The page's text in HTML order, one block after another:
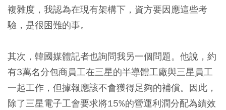
複雜度，我認為在現有架構下，資方要因應這些考
驗，是很困難的事。
其次，韓國媒體記者也詢問我另一個問題。他說，約
有3萬名分包商員工在三星的半導體工廠與三星員工
一起工作，但據報應該不會獲得足夠的補償。因此，
除了三星電子工會要求將15%的營運利潤分配為績效